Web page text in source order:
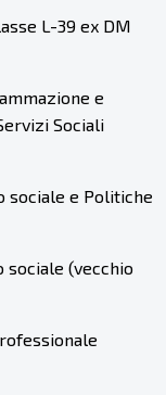
L-39 ex DM
e
Sociali
sociale e Politiche
sociale (vecchio